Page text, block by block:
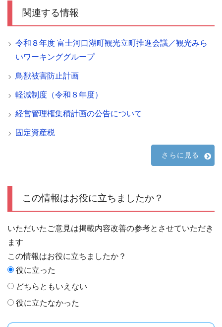
関連する情報
令和８年度 富士河口湖町観光立町推進会議／観光みら
いワーキンググループ
鳥獣被害防止計画
軽減制度（令和８年度）
経営管理権集積計画の公告について
固定資産税
さらに見る
この情報はお役に立ちましたか？
いただいたご意見は掲載内容改善の参考とさせていただき
ます
この情報はお役に立ちましたか？
役に立った
どちらともいえない
役に立たなかった